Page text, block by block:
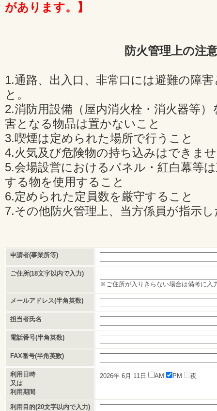
があります。】
防火管理上の注
1.通路、出入口、非常口には避難の障
と。
2.消防用設備（屋内消火栓・消火器等
害となる物品は置かないこと
3.喫煙は定められた場所で行うこと
4.火気及び危険物の持ち込みはできま
5.会場設営におけるパネル・紅白幕等
する物を使用すること
6.定められた定員数を厳守すること
7.その他防火管理上、当方係員が指示
申請者(事業所等)
ご住所(18文字以内で入力)
※ご住所が入りきらない場合は備考に入
メールアドレス(半角英数)
担当者氏名
電話番号(半角英数)
FAX番号(半角英数)
利用日時
又は
利用期間
2026年 6月 11日 AM PM 夜
利用目的(20文字以内で入力)